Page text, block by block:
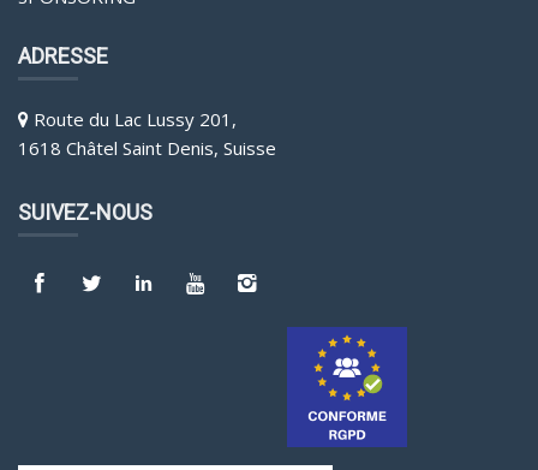
ADRESSE
Route du Lac Lussy 201,
1618 Châtel Saint Denis, Suisse
SUIVEZ-NOUS